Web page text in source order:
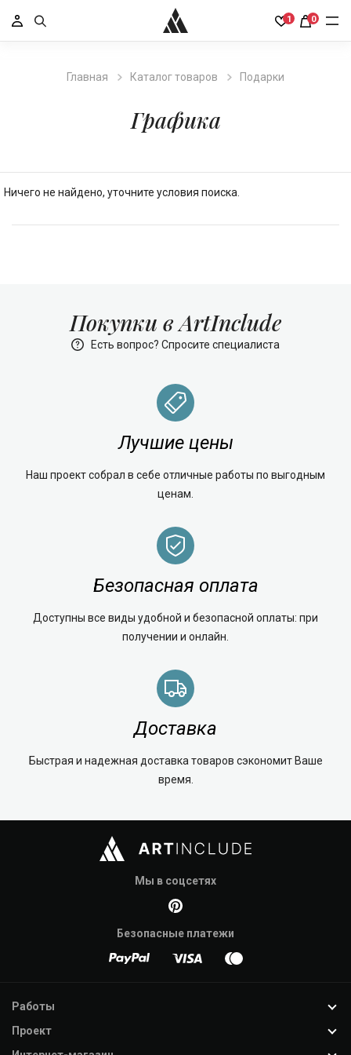
1 0
Главная Каталог товаров Подарки
Графика
Ничего не найдено, уточните условия поиска.
Покупки в ArtInclude
Есть вопрос? Спросите специалиста
Лучшие цены
Наш проект собрал в себе отличные работы по выгодным
ценам.
Безопасная оплата
Доступны все виды удобной и безопасной оплаты: при
получении и онлайн.
Доставка
Быстрая и надежная доставка товаров сэкономит Ваше
время.
Мы в соцсетях
Безопасные платежи
Работы
Проект